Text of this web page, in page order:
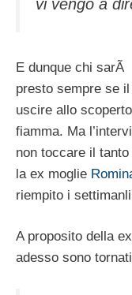
vi vengo a
E dunque chi sarÃ
presto sempre se
uscire allo
fiamma. Ma
non toccare il
la ex moglie
riempito i
A proposito della
adesso sono